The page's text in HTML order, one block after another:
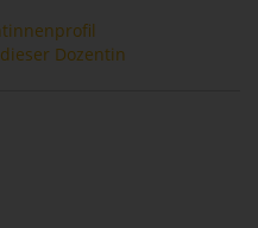
Dozentin